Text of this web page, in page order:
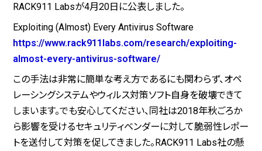
RACK911 Labsが4月20日に公表しました。
Exploiting (Almost) Every Antivirus Software
https://www.rack911labs.com/research/exploiting-
almost-every-antivirus-software/
この手法は非常に簡単な考え方であるにも関わらず、オペ
レーシングシステムやウィルス対策ソフト自身を破壊できて
しまいます。でも安心してください、同社は2018年秋ごろか
ら影響を受けるセキュリティベンダーに対して脆弱性レポー
トを送付して対策を促してきました。RACK911 Labs社の懸